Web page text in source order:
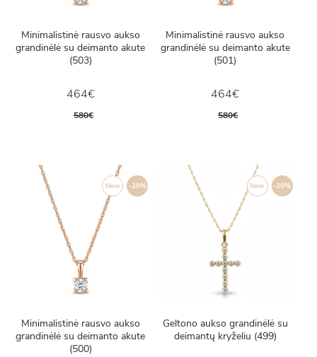
Minimalistinė rausvo aukso
grandinėlė su deimanto akute
(503)
464€
580€
Minimalistinė rausvo aukso
grandinėlė su deimanto akute
(501)
464€
580€
-20%
New
Minimalistinė rausvo aukso
grandinėlė su deimanto akute
(500)
-20%
New
Geltono aukso grandinėlė su
deimantų kryželiu (499)